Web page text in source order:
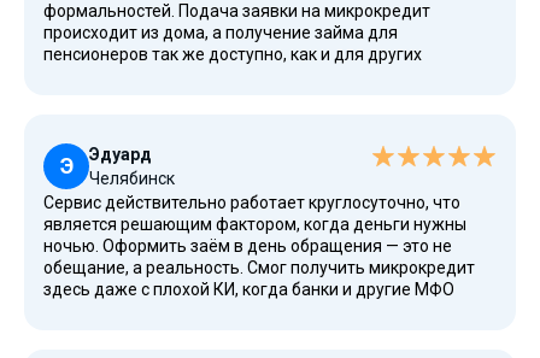
формальностей. Подача заявки на микрокредит
происходит из дома, а получение займа для
пенсионеров так же доступно, как и для других
за доступность услуг в нашем регионе, с вами приятно
иметь дело.
Э
Эдуард
Челябинск
Сервис действительно работает круглосуточно, что
является решающим фактором, когда деньги нужны
ночью. Оформить заём в день обращения — это не
обещание, а реальность. Смог получить микрокредит
здесь даже с плохой КИ, когда банки и другие МФО